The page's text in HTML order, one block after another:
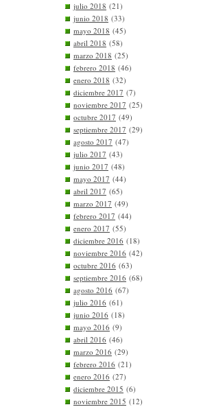
julio 2018 (21)
junio 2018 (33)
mayo 2018 (45)
abril 2018 (58)
marzo 2018 (25)
febrero 2018 (46)
enero 2018 (32)
diciembre 2017 (7)
noviembre 2017 (25)
octubre 2017 (49)
septiembre 2017 (29)
agosto 2017 (47)
julio 2017 (43)
junio 2017 (48)
mayo 2017 (44)
abril 2017 (65)
marzo 2017 (49)
febrero 2017 (44)
enero 2017 (55)
diciembre 2016 (18)
noviembre 2016 (42)
octubre 2016 (63)
septiembre 2016 (68)
agosto 2016 (67)
julio 2016 (61)
junio 2016 (18)
mayo 2016 (9)
abril 2016 (46)
marzo 2016 (29)
febrero 2016 (21)
enero 2016 (27)
diciembre 2015 (6)
noviembre 2015 (12)